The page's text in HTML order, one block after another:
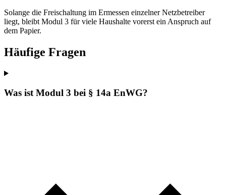
Solange die Freischaltung im Ermessen einzelner Netzbetreiber
liegt, bleibt Modul 3 für viele Haushalte vorerst ein Anspruch auf
dem Papier.
Häufige Fragen
Was ist Modul 3 bei § 14a EnWG?